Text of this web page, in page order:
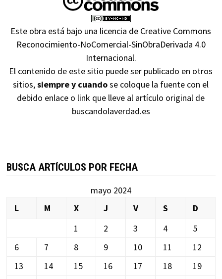
Este obra está bajo una licencia de Creative Commons
Reconocimiento-NoComercial-SinObraDerivada 4.0
Internacional.
El contenido de este sitio puede ser publicado en otros
sitios,siempre y cuandose coloque la fuente con el
debido enlace o link que lleve al artículo original de
buscandolaverdad.es
BUSCA ARTÍCULOS POR FECHA
mayo 2024
L
M X J V S
D
1
2 3 4
5
6
7 8 9 10 11
12
13
14 15 16 17 18
19